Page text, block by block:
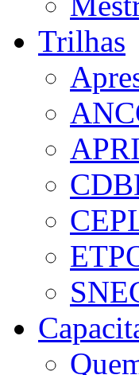
Trilhas